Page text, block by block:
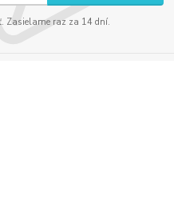
Zasielame raz za 14 dní.